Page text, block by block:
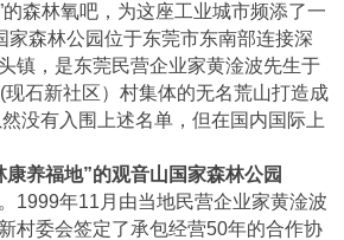
的森林氧吧，为这座工业城市频添了一
家森林公园位于东莞市东南部连接深
镇，是东莞民营企业家黄淦波先生于
石新社区）村集体的无名荒山打造成
没有入围上述名单，但在国内国际上
康养福地”的观音山国家森林公园
1999年11月由当地民营企业家黄淦波
村委会签定了承包经营50年的合作协